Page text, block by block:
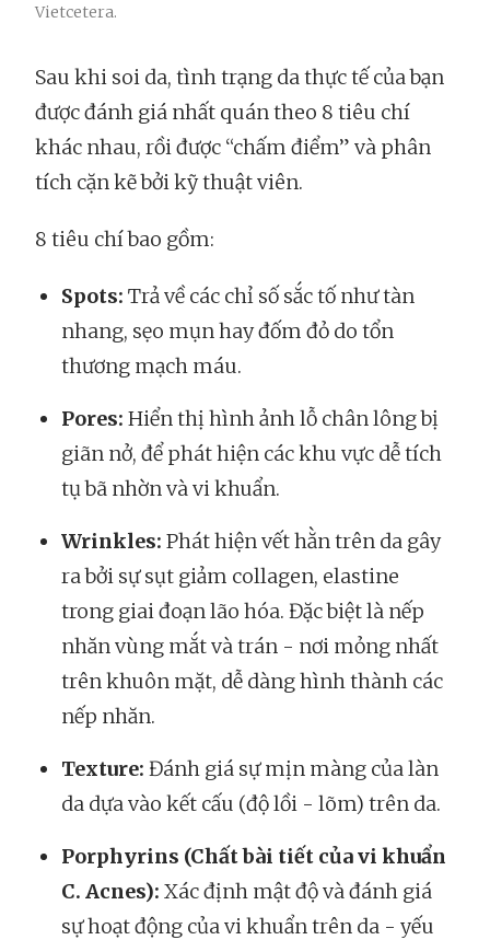
Vietcetera.
Sau khi soi da, tình trạng da thực tế của bạn
được đánh giá nhất quán theo 8 tiêu chí
khác nhau, rồi được “chấm điểm” và phân
tích cặn kẽ bởi kỹ thuật viên.
8 tiêu chí bao gồm:
Spots: Trả về các chỉ số sắc tố như tàn
nhang, sẹo mụn hay đốm đỏ do tổn
thương mạch máu.
Pores: Hiển thị hình ảnh lỗ chân lông bị
giãn nở, để phát hiện các khu vực dễ tích
tụ bã nhờn và vi khuẩn.
Wrinkles: Phát hiện vết hằn trên da gây
ra bởi sự sụt giảm collagen, elastine
trong giai đoạn lão hóa. Đặc biệt là nếp
nhăn vùng mắt và trán - nơi mỏng nhất
trên khuôn mặt, dễ dàng hình thành các
nếp nhăn.
Texture: Đánh giá sự mịn màng của làn
da dựa vào kết cấu (độ lồi - lõm) trên da.
Porphyrins (Chất bài tiết của vi khuẩn
C. Acnes): Xác định mật độ và đánh giá
sự hoạt động của vi khuẩn trên da - yếu